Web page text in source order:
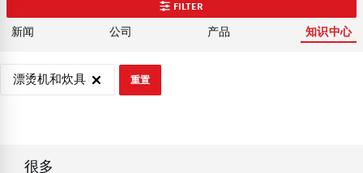
FILTER
新闻 公司 产品 知识中心
漂烫机和炊具 重置
很多